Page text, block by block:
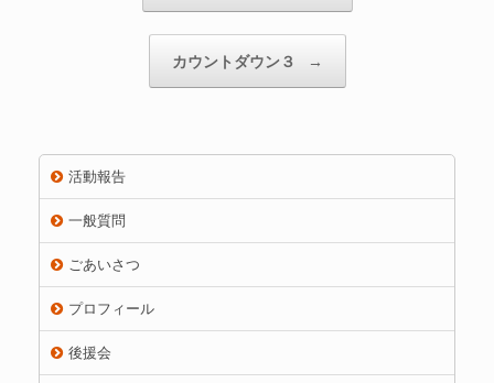
カウントダウン３ →
活動報告
一般質問
ごあいさつ
プロフィール
後援会